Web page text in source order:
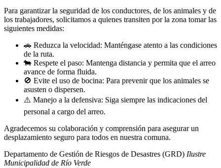
Para garantizar la seguridad de los conductores, de los animales y de
los trabajadores, solicitamos a quienes transiten por la zona tomar las
siguientes medidas:
🚗 Reduzca la velocidad: Manténgase atento a las condiciones
de la ruta.
🐄 Respete el paso: Mantenga distancia y permita que el arreo
avance de forma fluida.
🚫 Evite el uso de bocina: Para prevenir que los animales se
asusten o dispersen.
⚠️ Manejo a la defensiva: Siga siempre las indicaciones del
personal a cargo del arreo.
Agradecemos su colaboración y comprensión para asegurar un
desplazamiento seguro para todos en nuestra comuna.
Departamento de Gestión de Riesgos de Desastres (GRD) Ilustre
Municipalidad de Río Verde